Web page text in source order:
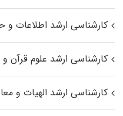
کارشناسی ارشد اطلاعات
کارشناسی ارشد علوم قرآن
کارشناسی ارشد الهیات